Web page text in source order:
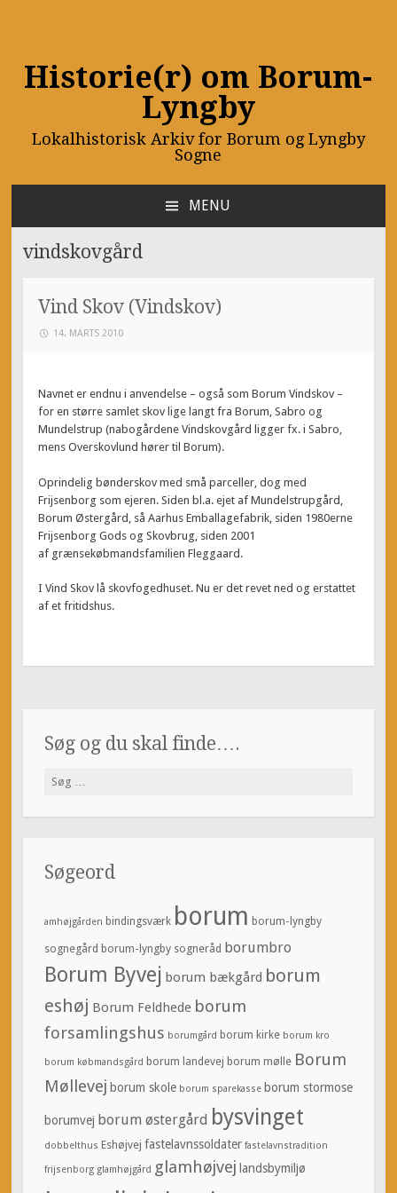
Historie(r) om Borum-
Lyngby
Lokalhistorisk Arkiv for Borum og Lyngby
Sogne
MENU
CONTENT
vindskovgård
Vind Skov (Vindskov)
14. MARTS 2010
Navnet er endnu i anvendelse – også som Borum Vindskov –
for en større samlet skov lige langt fra Borum, Sabro og
Mundelstrup (nabogårdene Vindskovgård ligger fx. i Sabro,
mens Overskovlund hører til Borum).
Oprindelig bønderskov med små parceller, dog med
Frijsenborg som ejeren. Siden bl.a. ejet af Mundelstrupgård,
Borum Østergård, så Aarhus Emballagefabrik, siden 1980erne
Frijsenborg Gods og Skovbrug, siden 2001
af grænsekøbmandsfamilien Fleggaard.
I Vind Skov lå skovfogedhuset. Nu er det revet ned og erstattet
af et fritidshus.
Søg og du skal finde….
Søg
Søgeord
amhøjgården bindingsværk borum borum-lyngby
sognegård borum-lyngby sogneråd borumbro
Borum Byvej borum bækgård borum
eshøj Borum Feldhede borum
forsamlingshus borumgård borum kirke borum kro
borum købmandsgård borum landevej borum mølle Borum
Møllevej borum skole borum sparekasse borum stormose
borumvej borum østergård bysvinget
dobbelthus Eshøjvej fastelavnssoldater fastelavnstradition
frijsenborg glamhøjgård glamhøjvej landsbymiljø